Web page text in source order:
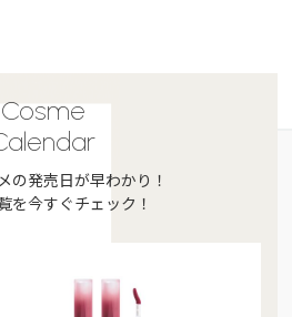
Cosme
の発売日が早わかり！
を今すぐチェック！